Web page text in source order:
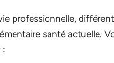
professionnelle,
santé actuelle.
: